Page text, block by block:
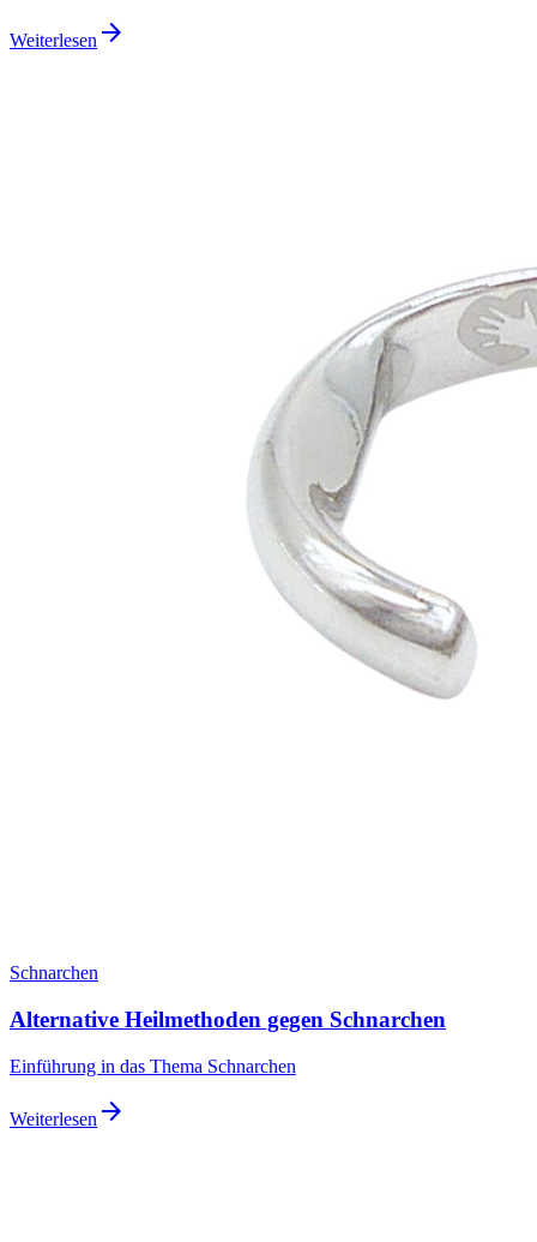
Weiterlesen arrow_forward
Schnarchen
Alternative Heilmethoden gegen Schnarchen
Einführung in das Thema Schnarchen
Weiterlesen arrow_forward